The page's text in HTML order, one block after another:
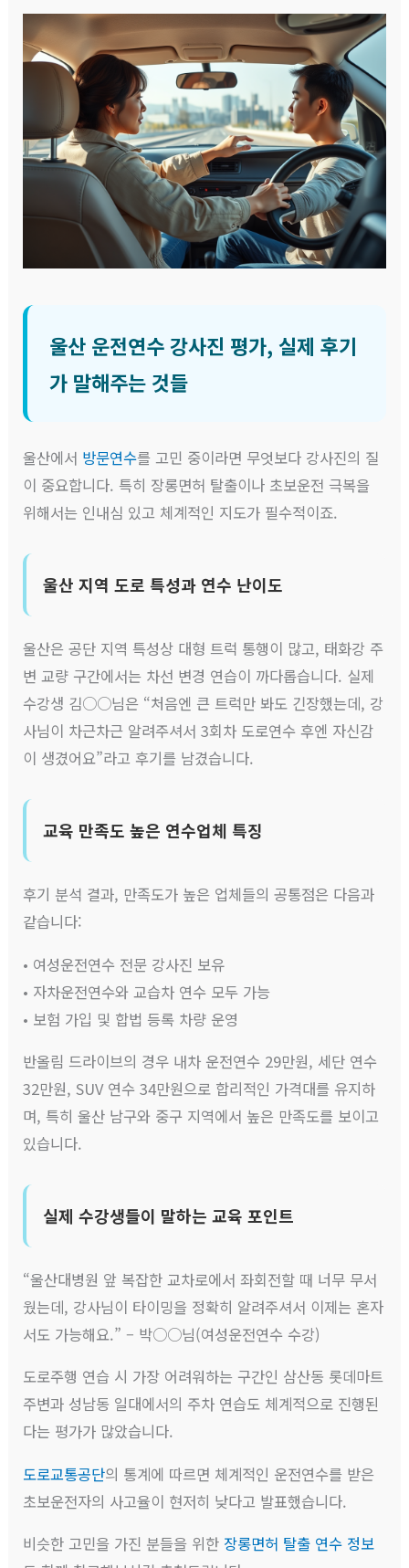
울산 운전연수 강사진 평가, 실제 후기
가 말해주는 것들
울산에서 방문연수를 고민 중이라면 무엇보다 강사진의 질
이 중요합니다. 특히 장롱면허 탈출이나 초보운전 극복을
위해서는 인내심 있고 체계적인 지도가 필수적이죠.
울산 지역 도로 특성과 연수 난이도
울산은 공단 지역 특성상 대형 트럭 통행이 많고, 태화강 주
변 교량 구간에서는 차선 변경 연습이 까다롭습니다. 실제
수강생 김○○님은 “처음엔 큰 트럭만 봐도 긴장했는데, 강
사님이 차근차근 알려주셔서 3회차 도로연수 후엔 자신감
이 생겼어요”라고 후기를 남겼습니다.
교육 만족도 높은 연수업체 특징
후기 분석 결과, 만족도가 높은 업체들의 공통점은 다음과
같습니다:
• 여성운전연수 전문 강사진 보유
• 자차운전연수와 교습차 연수 모두 가능
• 보험 가입 및 합법 등록 차량 운영
반올림 드라이브의 경우 내차 운전연수 29만원, 세단 연수
32만원, SUV 연수 34만원으로 합리적인 가격대를 유지하
며, 특히 울산 남구와 중구 지역에서 높은 만족도를 보이고
있습니다.
실제 수강생들이 말하는 교육 포인트
“울산대병원 앞 복잡한 교차로에서 좌회전할 때 너무 무서
웠는데, 강사님이 타이밍을 정확히 알려주셔서 이제는 혼자
서도 가능해요.” – 박○○님(여성운전연수 수강)
도로주행 연습 시 가장 어려워하는 구간인 삼산동 롯데마트
주변과 성남동 일대에서의 주차 연습도 체계적으로 진행된
다는 평가가 많았습니다.
도로교통공단의 통계에 따르면 체계적인 운전연수를 받은
초보운전자의 사고율이 현저히 낮다고 발표했습니다.
비슷한 고민을 가진 분들을 위한 장롱면허 탈출 연수 정보